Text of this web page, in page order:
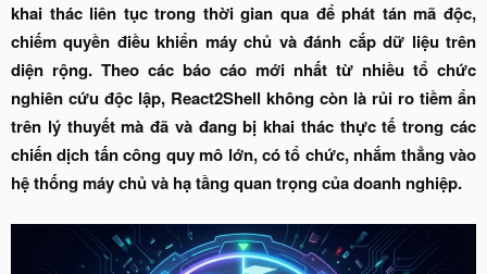
khai thác liên tục trong thời gian qua để phát tán mã độc,
chiếm quyền điều khiển máy chủ và đánh cắp dữ liệu trên
diện rộng. Theo các báo cáo mới nhất từ nhiều tổ chức
nghiên cứu độc lập, React2Shell không còn là rủi ro tiềm ẩn
trên lý thuyết mà đã và đang bị khai thác thực tế trong các
chiến dịch tấn công quy mô lớn, có tổ chức, nhắm thẳng vào
hệ thống máy chủ và hạ tầng quan trọng của doanh nghiệp.